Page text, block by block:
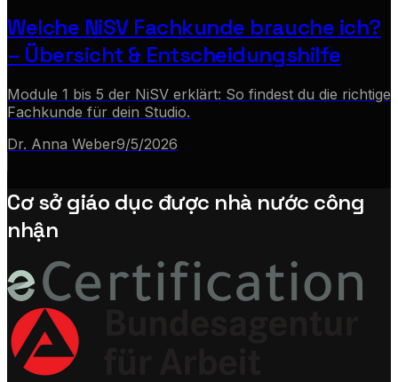
Welche NiSV Fachkunde brauche ich?
– Übersicht & Entscheidungshilfe
Module 1 bis 5 der NiSV erklärt: So findest du die richtige
Fachkunde für dein Studio.
Dr. Anna Weber9/5/2026
Cơ sở giáo dục được nhà nước công
nhận